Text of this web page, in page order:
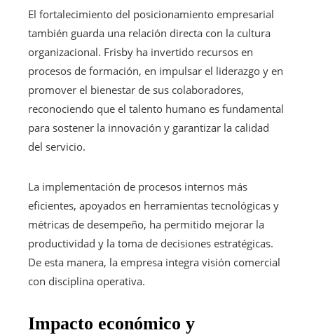
El fortalecimiento del posicionamiento empresarial
también guarda una relación directa con la cultura
organizacional. Frisby ha invertido recursos en
procesos de formación, en impulsar el liderazgo y en
promover el bienestar de sus colaboradores,
reconociendo que el talento humano es fundamental
para sostener la innovación y garantizar la calidad
del servicio.
La implementación de procesos internos más
eficientes, apoyados en herramientas tecnológicas y
métricas de desempeño, ha permitido mejorar la
productividad y la toma de decisiones estratégicas.
De esta manera, la empresa integra visión comercial
con disciplina operativa.
Impacto económico y